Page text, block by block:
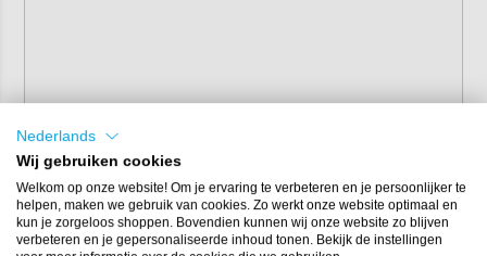
Nederlands
Wij gebruiken cookies
Welkom op onze website! Om je ervaring te verbeteren en je persoonlijker te
helpen, maken we gebruik van cookies. Zo werkt onze website optimaal en
kun je zorgeloos shoppen. Bovendien kunnen wij onze website zo blijven
verbeteren en je gepersonaliseerde inhoud tonen. Bekijk de instellingen